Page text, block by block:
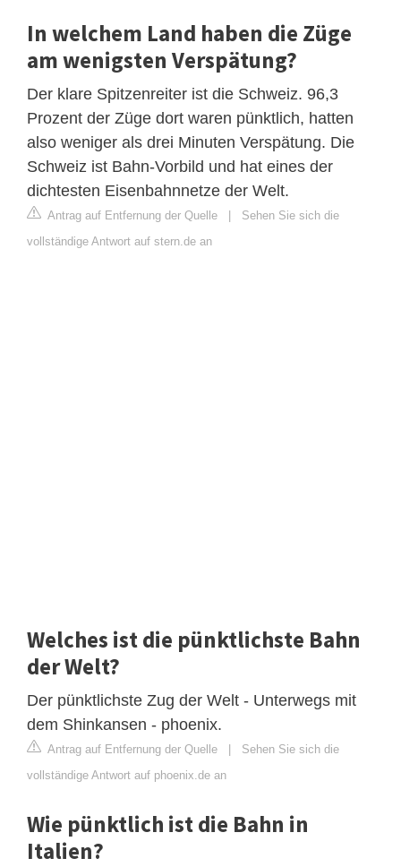
In welchem Land haben die Züge
am wenigsten Verspätung?
Der klare Spitzenreiter ist die Schweiz. 96,3
Prozent der Züge dort waren pünktlich, hatten
also weniger als drei Minuten Verspätung. Die
Schweiz ist Bahn-Vorbild und hat eines der
dichtesten Eisenbahnnetze der Welt.
Antrag auf Entfernung der Quelle
Sehen Sie sich die
vollständige Antwort auf stern.de an
Welches ist die pünktlichste Bahn
der Welt?
Der pünktlichste Zug der Welt - Unterwegs mit
dem Shinkansen - phoenix.
Antrag auf Entfernung der Quelle
Sehen Sie sich die
vollständige Antwort auf phoenix.de an
Wie pünktlich ist die Bahn in
Italien?